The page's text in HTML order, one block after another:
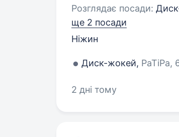
Розглядає посади:
ще 2 посади
Ніжин
Диск-жокей, PaTiPa,
2 дні тому